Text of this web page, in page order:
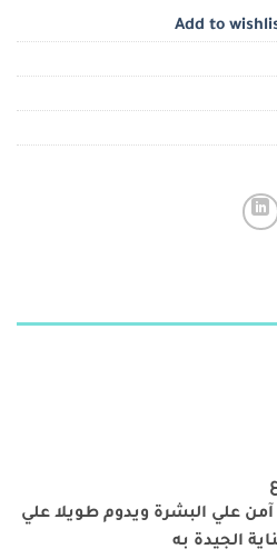
Add to
: قطن مصري 100% آمن علي البشرة ويدوم طويلا علي
الجيدة به